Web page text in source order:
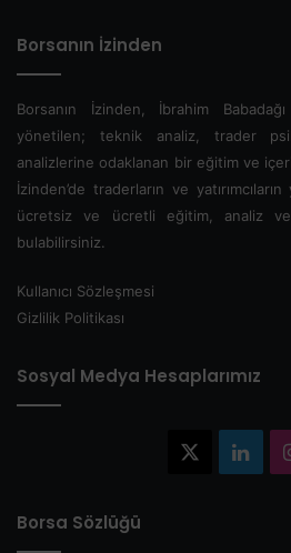
Borsanın İzinden
Borsanın İzinden, İbrahim
yönetilen; teknik analiz, trader
analizlerine odaklanan bir eğitim ve
İzinden’de traderların ve
ücretsiz ve ücretli eğitim, analiz
bulabilirsiniz.
Kullanıcı Sözleşmesi
Gizlilik Politikası
Sosyal Medya Hesaplarımız
Borsa Sözlüğü